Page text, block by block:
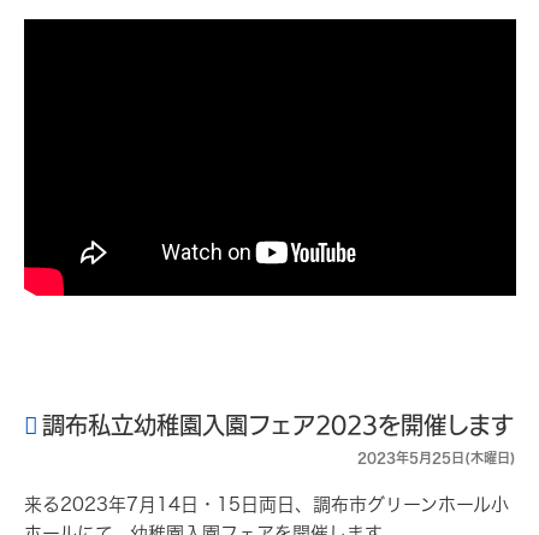
調布私立幼稚園入園フェア2023を開催します
2023年5月25日(木曜日)
来る2023年7月14日・15日両日、調布市グリーンホール小